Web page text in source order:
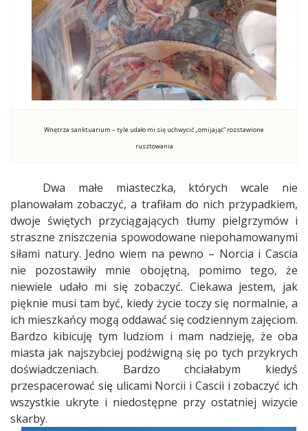
Wnętrza sanktuarium – tyle udało mi się uchwycić „omijając” rozstawione
rusztowania
Dwa małe miasteczka, których wcale nie
planowałam zobaczyć, a trafiłam do nich przypadkiem,
dwoje świętych przyciągających tłumy pielgrzymów i
straszne zniszczenia spowodowane niepohamowanymi
siłami natury. Jedno wiem na pewno – Norcia i Cascia
nie pozostawiły mnie obojętną, pomimo tego, że
niewiele udało mi się zobaczyć. Ciekawa jestem, jak
pięknie musi tam być, kiedy życie toczy się normalnie, a
ich mieszkańcy mogą oddawać się codziennym zajęciom.
Bardzo kibicuję tym ludziom i mam nadzieję, że oba
miasta jak najszybciej podźwigną się po tych przykrych
doświadczeniach. Bardzo chciałabym kiedyś
przespacerować się ulicami Norcii i Cascii i zobaczyć ich
wszystkie ukryte i niedostępne przy ostatniej wizycie
skarby.